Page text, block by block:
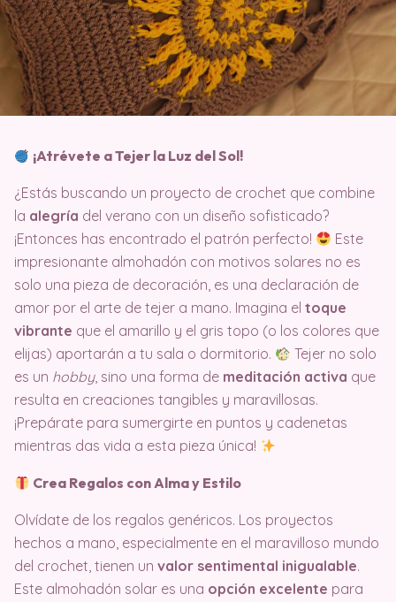
¡Atrévete a Tejer la Luz del Sol!
¿Estás buscando un proyecto de crochet que combine
la alegría del verano con un diseño sofisticado?
¡Entonces has encontrado el patrón perfecto!
Este
impresionante almohadón con motivos solares no es
solo una pieza de decoración, es una declaración de
amor por el arte de tejer a mano. Imagina el toque
vibrante que el amarillo y el gris topo (o los colores que
elijas) aportarán a tu sala o dormitorio.
Tejer no solo
es un hobby, sino una forma de meditación activa que
resulta en creaciones tangibles y maravillosas.
¡Prepárate para sumergirte en puntos y cadenetas
mientras das vida a esta pieza única!
Crea Regalos con Alma y Estilo
Olvídate de los regalos genéricos. Los proyectos
hechos a mano, especialmente en el maravilloso mundo
del crochet, tienen un valor sentimental inigualable.
Este almohadón solar es una opción excelente para